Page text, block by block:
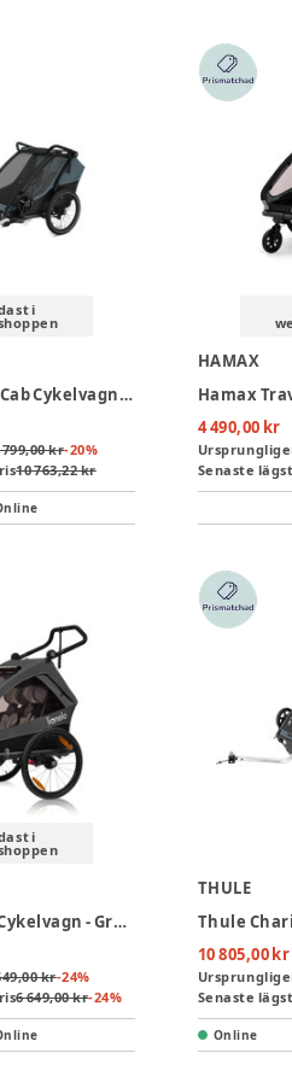
i
Thule Chariot Cab Cykelvagn - Dark Slate
799,00 kr-20%
10 763,22 kr
HAMAX
4 490,00 kr
Senaste
i
Lionelo Cama Cykelvagn - Grey Graphite
kr-24%
6 649,00 kr-24%
THULE
10 805,00 kr
Senaste
Online